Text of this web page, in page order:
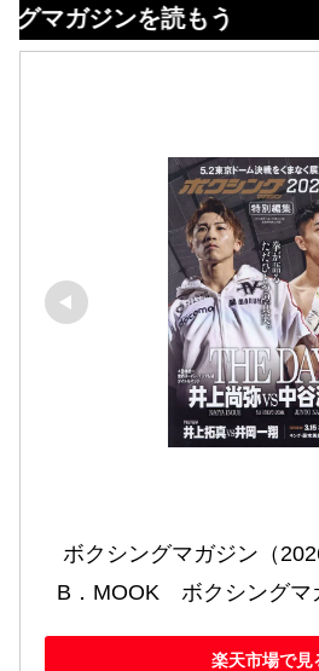
ンを読もう
ボクシングマガジン（
B．MOOK　ボクシングマ
楽天市場で見